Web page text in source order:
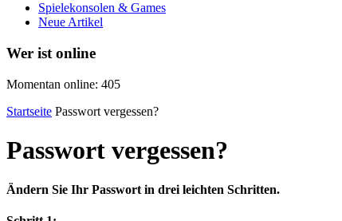
Spielekonsolen & Games
Neue Artikel
Wer ist online
Momentan online: 405
Startseite Passwort vergessen?
Passwort vergessen?
Ändern Sie Ihr Passwort in drei leichten Schritten.